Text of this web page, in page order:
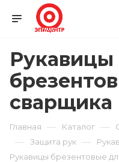
Рукавицы
сварщика
Главная — Каталог —
— Защита рук —
Рукавицы брезентовые